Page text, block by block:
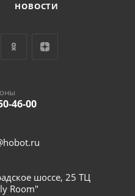
НОВОСТИ
46-00
шоссе, 25 ТЦ
Room"